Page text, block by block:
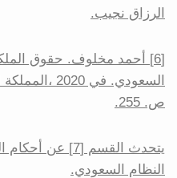
الرزاق نجيب.
[6] أحمد مخلوف. حقوق
السعودي. في
ص. 255.
يتحدث القسم [7]
النظام السعودي.